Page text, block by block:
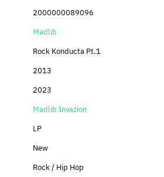
2000000089096
Madlib
Rock Konducta Pt.1
2013
2023
Madlib Invazion
LP
New
Rock / Hip Hop